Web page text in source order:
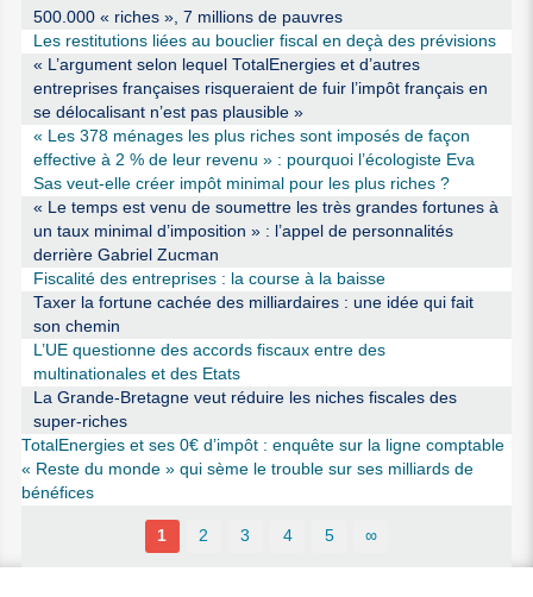
500.000 « riches », 7 millions de pauvres
Les restitutions liées au bouclier fiscal en deçà des prévisions
« L’argument selon lequel TotalEnergies et d’autres
entreprises françaises risqueraient de fuir l’impôt français en
se délocalisant n’est pas plausible »
« Les 378 ménages les plus riches sont imposés de façon
effective à 2 % de leur revenu » : pourquoi l’écologiste Eva
Sas veut-elle créer impôt minimal pour les plus riches ?
« Le temps est venu de soumettre les très grandes fortunes à
un taux minimal d’imposition » : l’appel de personnalités
derrière Gabriel Zucman
Fiscalité des entreprises : la course à la baisse
Taxer la fortune cachée des milliardaires : une idée qui fait
son chemin
L’UE questionne des accords fiscaux entre des
multinationales et des Etats
La Grande-Bretagne veut réduire les niches fiscales des
super-riches
TotalEnergies et ses 0€ d’impôt : enquête sur la ligne comptable
« Reste du monde » qui sème le trouble sur ses milliards de
bénéfices
1 2 3 4 5 ∞